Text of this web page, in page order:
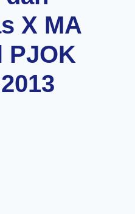
X MA
PJOK